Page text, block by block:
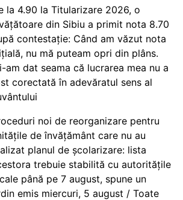
la 4.90 la Titularizare 2026, o
din Sibiu a primit nota 8.70
contestație: Când am văzut nota
nu mă puteam opri din plâns.
am dat seama că lucrarea mea nu a
corectată în adevăratul sens al
noi de reorganizare pentru
de învățământ care nu au
planul de școlarizare: lista
trebuie stabilită cu autoritățile
până pe 7 august, spune un
emis miercuri, 5 august / Toate